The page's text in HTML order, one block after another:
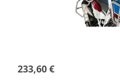
233,60 €